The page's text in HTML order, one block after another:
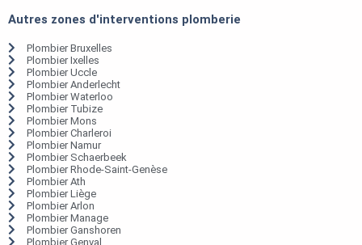
Autres zones d'interventions plomberie
Plombier Bruxelles
Plombier Ixelles
Plombier Uccle
Plombier Anderlecht
Plombier Waterloo
Plombier Tubize
Plombier Mons
Plombier Charleroi
Plombier Namur
Plombier Schaerbeek
Plombier Rhode-Saint-Genèse
Plombier Ath
Plombier Liège
Plombier Arlon
Plombier Manage
Plombier Ganshoren
Plombier Genval